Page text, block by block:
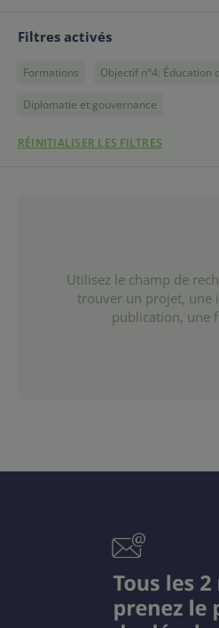
Filtres activés
Formations Objectif n°4: Éducation
Diplomatie et gouvernance
RÉINITIALISER LES FILTRES
Utilisez le champ de
trouver un projet, une
publication, une